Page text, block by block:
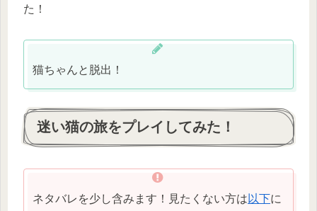
た！
猫ちゃんと脱出！
迷い猫の旅をプレイしてみた！
ネタバレを少し含みます！見たくない方は 以下に